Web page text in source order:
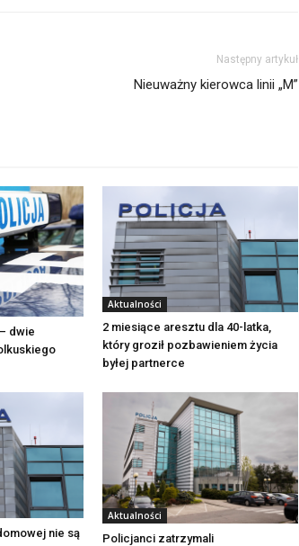
Następny artykuł
Nieuważny kierowca linii „M”
dwie
Aktualności
2 miesiące aresztu dla 40-latka,
który groził pozbawieniem życia
byłej partnerce
nie są
Aktualności
Policjanci zatrzymali